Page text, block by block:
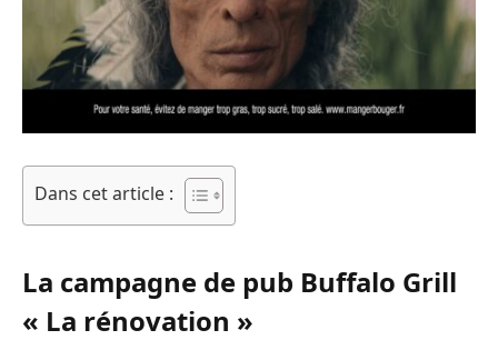
Dans cet article :
La campagne de pub Buffalo Grill
« La rénovation »